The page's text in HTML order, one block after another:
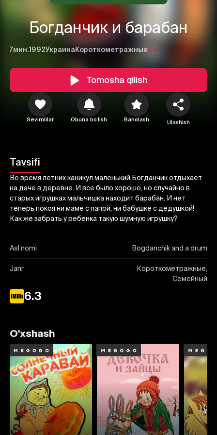
Богданчик и барабан
7мин.1992Украина Короткометражные0+
Tomosha qilish
Sevimlilar Obuna boʻlish Baholash Ulashish
Tavsifi
Во время летних каникул маленький Богданчик отдыхает
на даче в деревне. И все было хорошо, но случайно в
старых игрушках мальчишка находит барабан. И нет
теперь покоя ни маме с папой, ни бабушке с дедушкой!
Как же забрать у ребенка такую шумную игрушку?
Asl nomi Bogdanchik and a drum
Janr
Короткометражные,
Семейный
6.3
1 2
O'xshash